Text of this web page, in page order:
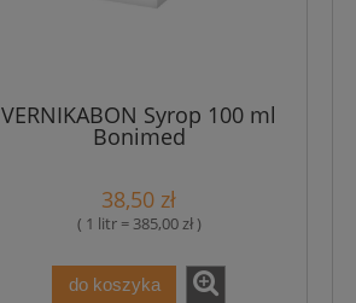
VERNIKABON Syrop 100 ml
Bonimed
38,50 zł
( 1 litr = 385,00 zł )
do koszyka